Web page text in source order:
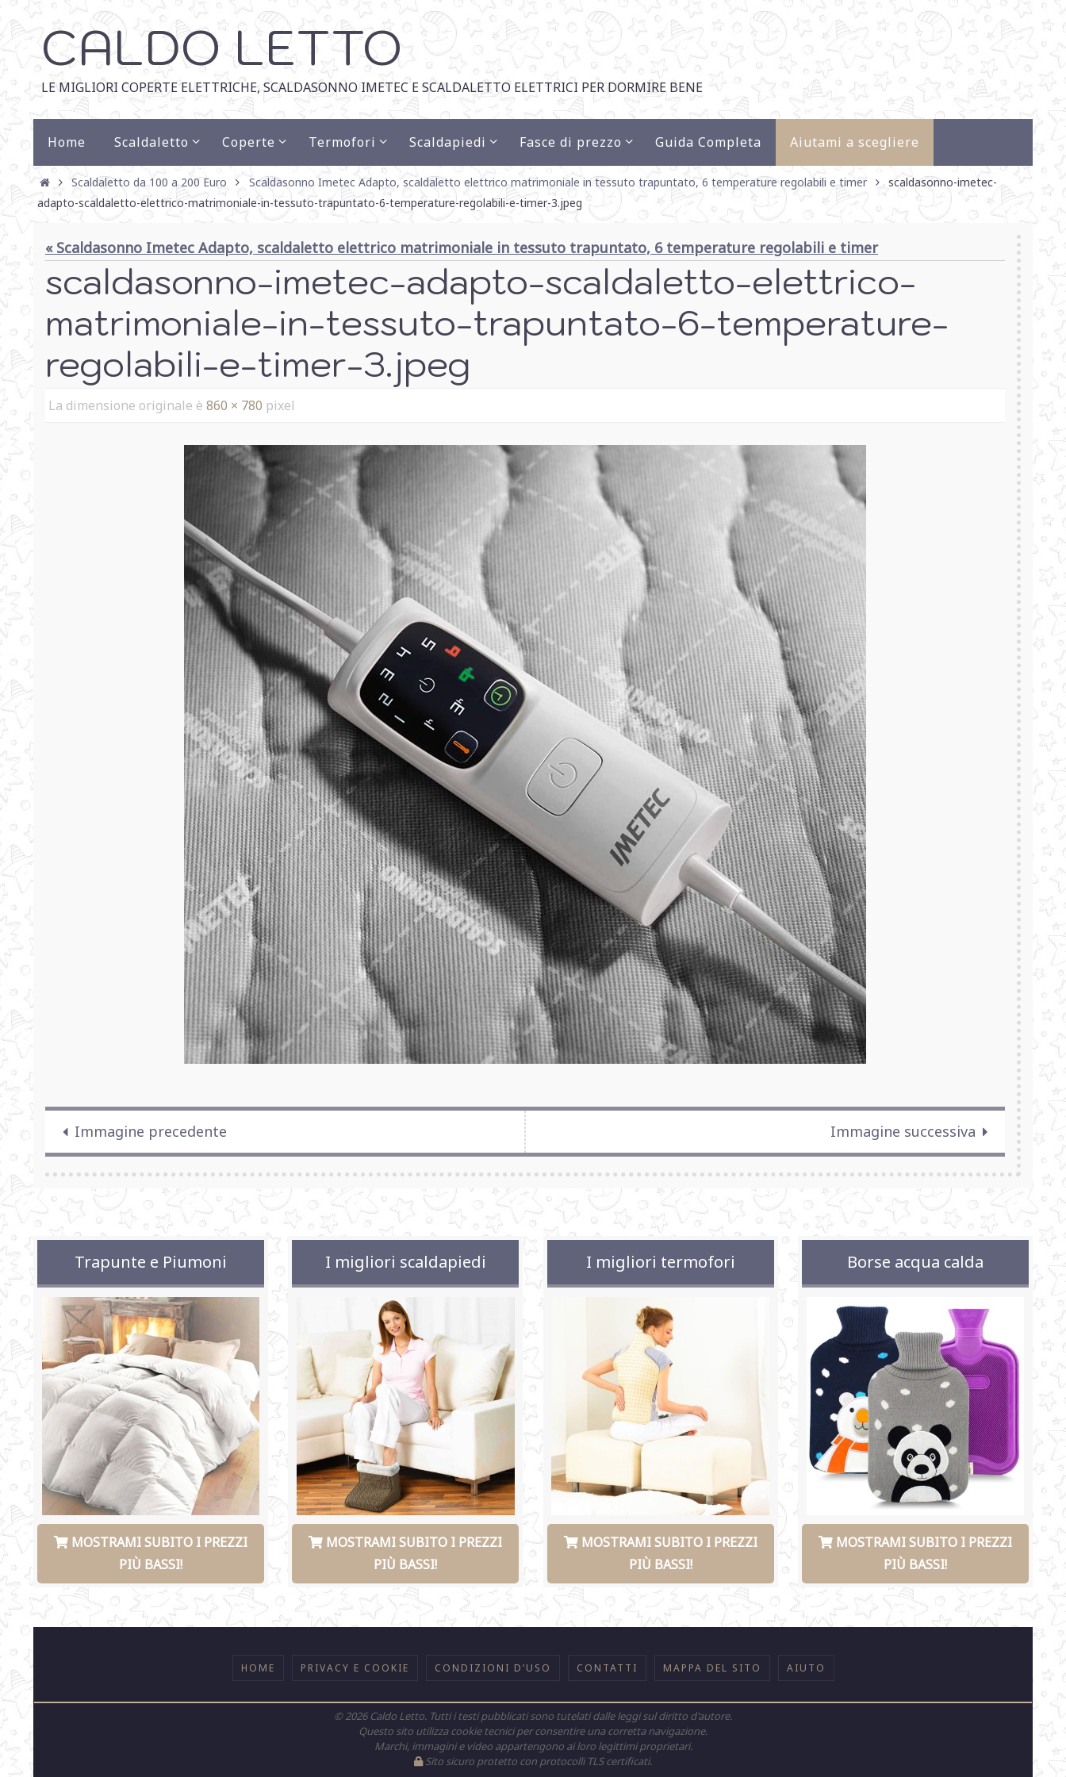
CALDO LETTO
LE MIGLIORI COPERTE ELETTRICHE, SCALDASONNO IMETEC E SCALDALETTO ELETTRICI PER DORMIRE BENE
Home Scaldaletto Coperte Termofori Scaldapiedi Fasce di prezzo Guida Completa Aiutami a scegliere
Scaldaletto da 100 a 200 Euro Scaldasonno Imetec Adapto, scaldaletto elettrico matrimoniale in tessuto trapuntato, 6 temperature regolabili e timer
scaldasonno-imetec-
adapto-scaldaletto-elettrico-matrimoniale-in-tessuto-trapuntato-6-temperature-regolabili-e-timer-3.jpeg
« Scaldasonno Imetec Adapto, scaldaletto elettrico matrimoniale in tessuto trapuntato, 6 temperature regolabili e timer
scaldasonno-imetec-adapto-scaldaletto-elettrico-
matrimoniale-in-tessuto-trapuntato-6-temperature-
regolabili-e-timer-3.jpeg
La dimensione originale è 860 × 780 pixel
Immagine precedente Immagine successiva
Trapunte e Piumoni
MOSTRAMI SUBITO I PREZZI
PIÙ BASSI!
I migliori scaldapiedi
MOSTRAMI SUBITO I PREZZI
PIÙ BASSI!
I migliori termofori
MOSTRAMI SUBITO I PREZZI
PIÙ BASSI!
Borse acqua calda
MOSTRAMI SUBITO I PREZZI
PIÙ BASSI!
HOME PRIVACY E COOKIE CONDIZIONI D’USO CONTATTI MAPPA DEL SITO AIUTO
©2026Caldo Letto. Tutti i testi pubblicati sono tutelati dalle leggi sul diritto d'autore.
Questo sito utilizza cookie tecnici per consentire una corretta navigazione.
Marchi, immagini e video appartengono ai loro legittimi proprietari.
Sito sicuro protetto con protocolli TLS certificati.